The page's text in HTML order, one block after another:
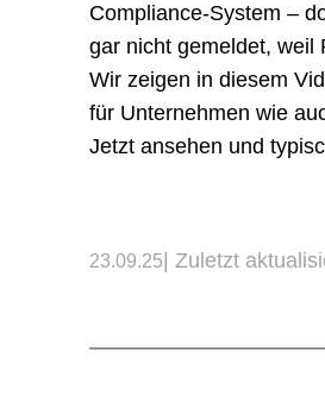
Compliance-System –
gar nicht gemeldet, weil
Wir zeigen in diesem
für Unternehmen wie
Jetzt ansehen und
23.09.25 | Zuletzt